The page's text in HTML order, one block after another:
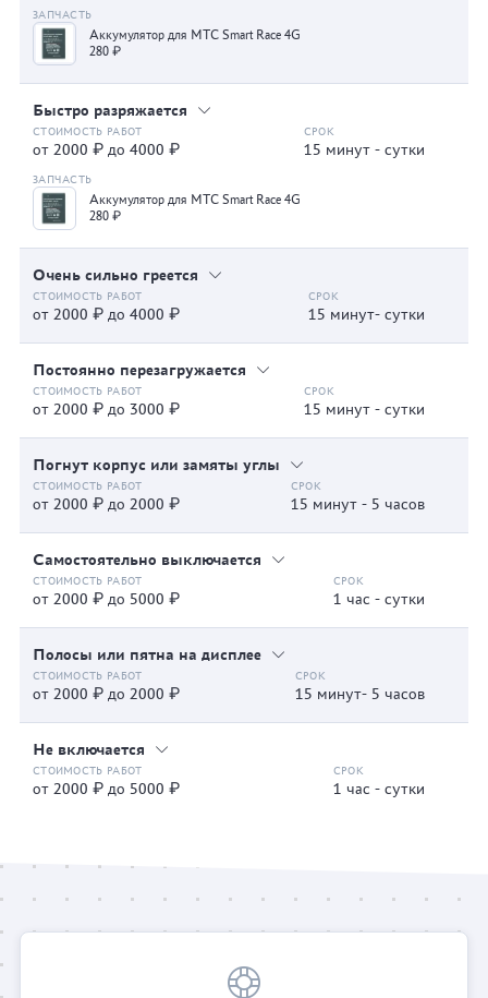
Аккумулятор для МТС Smart Race 4G
280 ₽
Быстро разряжается
от 2000 ₽ до 4000 ₽ 15 минут - сутки
Аккумулятор для МТС Smart Race 4G
280 ₽
Очень сильно греется
от 2000 ₽ до 4000 ₽ 15 минут- сутки
Постоянно перезагружается
от 2000 ₽ до 3000 ₽ 15 минут - сутки
Погнут корпус или замяты углы
от 2000 ₽ до 2000 ₽ 15 минут - 5 часов
Самостоятельно выключается
от 2000 ₽ до 5000 ₽ 1 час - сутки
Полосы или пятна на дисплее
от 2000 ₽ до 2000 ₽ 15 минут- 5 часов
Не включается
от 2000 ₽ до 5000 ₽ 1 час - сутки